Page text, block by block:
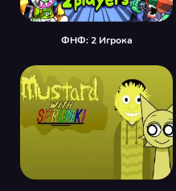
ФНФ: 2 Игрока